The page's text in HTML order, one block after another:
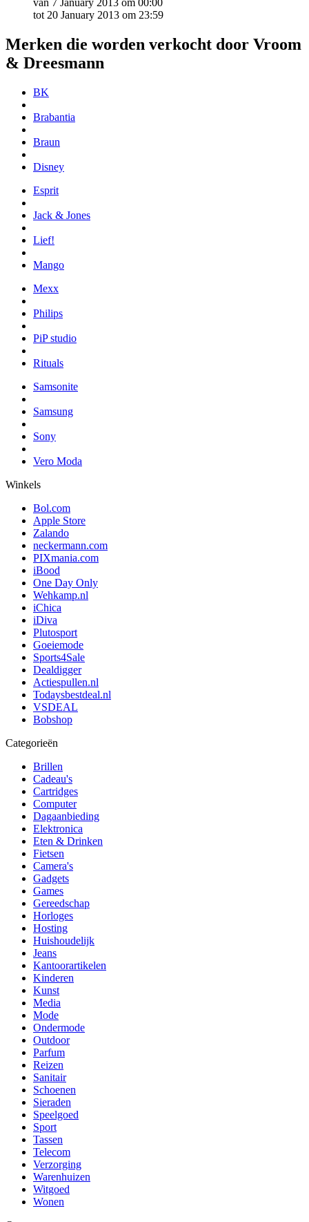
van 7 January 2013 om 00:00
tot 20 January 2013 om 23:59
Merken die worden verkocht door Vroom
& Dreesmann
BK
Brabantia
Braun
Disney
Esprit
Jack & Jones
Lief!
Mango
Mexx
Philips
PiP studio
Rituals
Samsonite
Samsung
Sony
Vero Moda
Winkels
Bol.com
Apple Store
Zalando
neckermann.com
PIXmania.com
iBood
One Day Only
Wehkamp.nl
iChica
iDiva
Plutosport
Goeiemode
Sports4Sale
Dealdigger
Actiespullen.nl
Todaysbestdeal.nl
VSDEAL
Bobshop
Categorieën
Brillen
Cadeau's
Cartridges
Computer
Dagaanbieding
Elektronica
Eten & Drinken
Fietsen
Camera's
Gadgets
Games
Gereedschap
Horloges
Hosting
Huishoudelijk
Jeans
Kantoorartikelen
Kinderen
Kunst
Media
Mode
Ondermode
Outdoor
Parfum
Reizen
Sanitair
Schoenen
Sieraden
Speelgoed
Sport
Tassen
Telecom
Verzorging
Warenhuizen
Witgoed
Wonen